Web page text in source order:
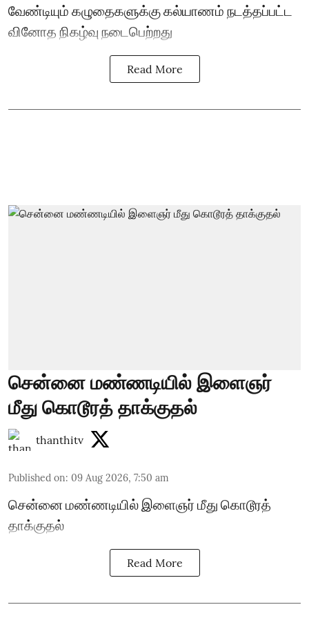
வேண்டியும் கழுதைகளுக்கு கல்யாணம் நடத்தப்பட்ட
வினோத நிகழ்வு நடைபெற்றது
Read More
சென்னை மண்ணடியில் இளைஞர்
மீது கொடூரத் தாக்குதல்
thanthitv
Published on: 09 Aug 2026, 7:50 am
சென்னை மண்ணடியில் இளைஞர் மீது கொடூரத்
தாக்குதல்
Read More